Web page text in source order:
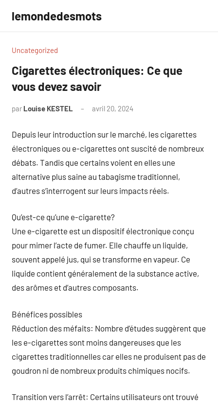
contenu
lemondedesmots
Uncategorized
Cigarettes électroniques: Ce que
vous devez savoir
par Louise KESTEL avril 20, 2024
Depuis leur introduction sur le marché, les cigarettes
électroniques ou e-cigarettes ont suscité de nombreux
débats. Tandis que certains voient en elles une
alternative plus saine au tabagisme traditionnel,
d’autres s’interrogent sur leurs impacts réels.
Qu’est-ce qu’une e-cigarette?
Une e-cigarette est un dispositif électronique conçu
pour mimer l’acte de fumer. Elle chauffe un liquide,
souvent appelé jus, qui se transforme en vapeur. Ce
liquide contient généralement de la substance active,
des arômes et d’autres composants.
Bénéfices possibles
Réduction des méfaits: Nombre d’études suggèrent que
les e-cigarettes sont moins dangereuses que les
cigarettes traditionnelles car elles ne produisent pas de
goudron ni de nombreux produits chimiques nocifs.
Transition vers l’arrêt: Certains utilisateurs ont trouvé